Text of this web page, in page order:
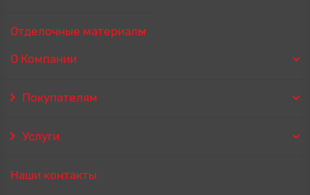
Отделочные материалы
О Компании
Покупателям
Услуги
Наши контакты